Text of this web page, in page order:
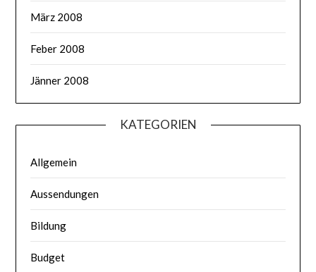
März 2008
Feber 2008
Jänner 2008
KATEGORIEN
Allgemein
Aussendungen
Bildung
Budget